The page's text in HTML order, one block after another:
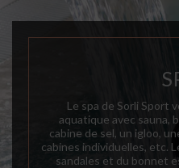
Le spa de Sorli Sport
aquatique avec sauna,
cabine de sel, un igloo,
cabines individuelles, etc.
sandales et du bonnet